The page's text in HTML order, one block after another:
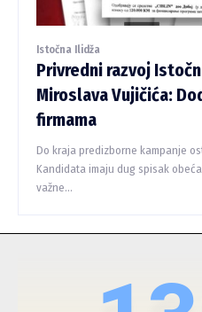
Istočna Ilidža
Privredni razvoj
Miroslava Vujičića:
firmama
Do kraja predizborne kampanje
Kandidata imaju dug spisak
važne...